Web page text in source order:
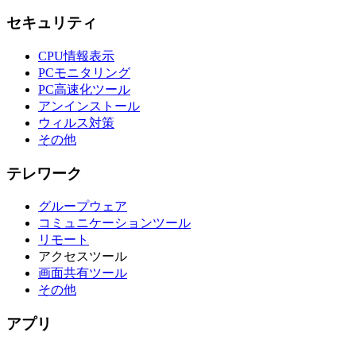
セキュリティ
CPU情報表示
PCモニタリング
PC高速化ツール
アンインストール
ウィルス対策
その他
テレワーク
グループウェア
コミュニケーションツール
リモート
アクセスツール
画面共有ツール
その他
アプリ